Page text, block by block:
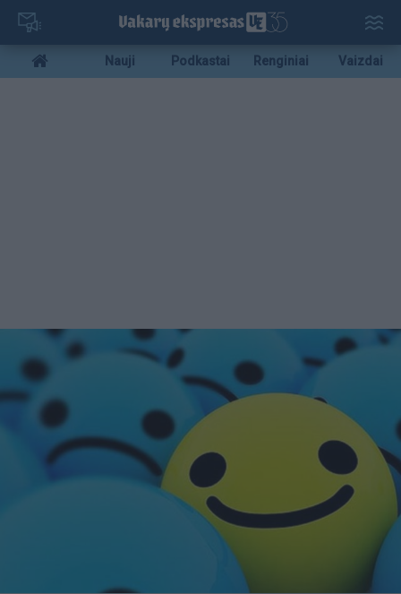
Pereiti
pagrindinį
turinį
Mobile
menu
Nauji Podkastai Renginiai Vaizdai